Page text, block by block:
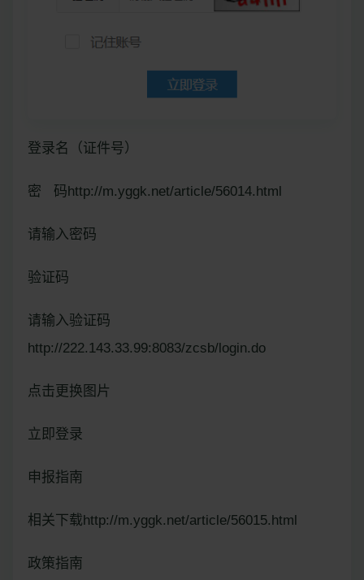
登录名（证件号）
密 码http://m.yggk.net/article/56014.html
请输入密码
验证码
请输入验证码
http://222.143.33.99:8083/zcsb/login.do
点击更换图片
立即登录
申报指南
相关下载http://m.yggk.net/article/56015.html
政策指南